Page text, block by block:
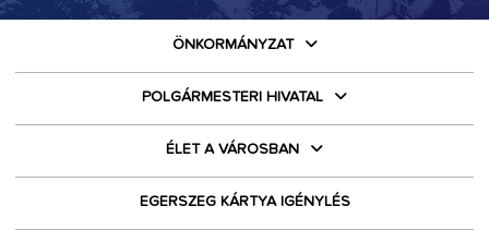
ÖNKORMÁNYZAT
POLGÁRMESTERI HIVATAL
ÉLET A VÁROSBAN
EGERSZEG KÁRTYA IGÉNYLÉS